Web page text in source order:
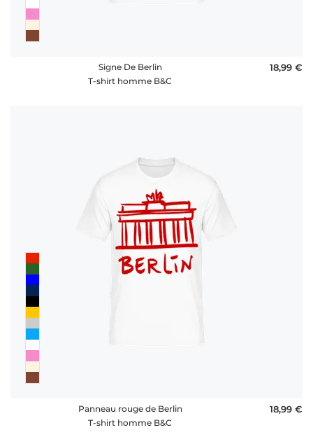
Signe De Berlin
T-shirt homme B&C
18,99 €
Panneau rouge de Berlin
T-shirt homme B&C
18,99 €